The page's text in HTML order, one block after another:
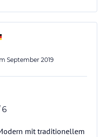
September 2019
6
mit traditionellem